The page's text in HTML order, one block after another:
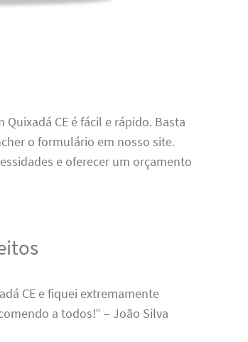
CE é fácil e rápido. Basta
o formulário em nosso site.
e oferecer um orçamento
CE e fiquei extremamente
a todos!” – João Silva